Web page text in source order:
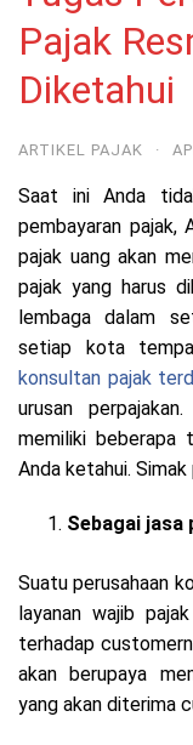
Pajak
Diketahui
ARTIKEL PAJAK ·
Saat ini Anda
pembayaran pajak,
pajak uang akan
pajak yang harus
lembaga dalam
setiap kota
konsultan pajak
urusan
memiliki beberapa
Anda ketahui.
Sebagai jasa
Suatu perusahaan
layanan wajib
terhadap
akan berupaya
yang akan diterima